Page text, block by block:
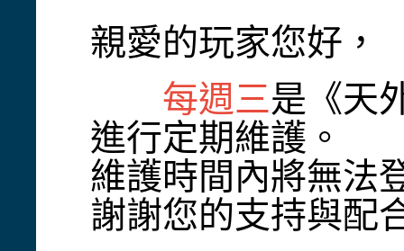
親愛的玩家您好，
每週三是《天
進行定期維護。
維護時間內將無法
謝謝您的支持與配